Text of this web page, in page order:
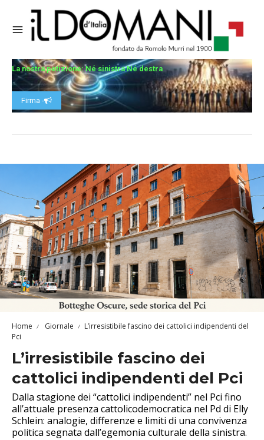
La nostra petizione: Né sinistra Né destra
Firma -
Home Giornale
L’irresistibile fascino dei cattolici indipendenti del
Pci
L’irresistibile fascino dei
cattolici indipendenti del Pci
Dalla stagione dei “cattolici indipendenti” nel Pci fino
all’attuale presenza cattolicodemocratica nel Pd di Elly
Schlein: analogie, differenze e limiti di una convivenza
politica segnata dall’egemonia culturale della sinistra.